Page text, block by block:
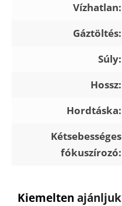
Vízhatlan:
Gáztöltés:
Súly:
Hossz:
Hordtáska:
Kétsebességes
fókuszírozó:
Kiemelten ajánljuk